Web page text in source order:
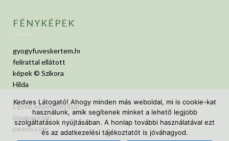
FÉNYKÉPEK
gyogyfuveskertem.hu
felirattal ellátott
képek © Szikora
Hilda
Egyéb képek forrása:
pixabay.com,
pexels.com
Kedves Látogató! Ahogy minden más weboldal, mi is cookie-kat
használunk, amik segítenek minket a lehető legjobb
szolgáltatások nyújtásában. A honlap további használatával ezt
és az adatkezelési tájékoztatót is jóváhagyod.